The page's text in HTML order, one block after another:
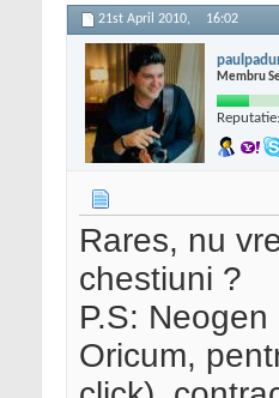
21st April 2010, 16:02
Membru
Reputatie:
Rares, nu
chestiuni ?
P.S:
Oricum,